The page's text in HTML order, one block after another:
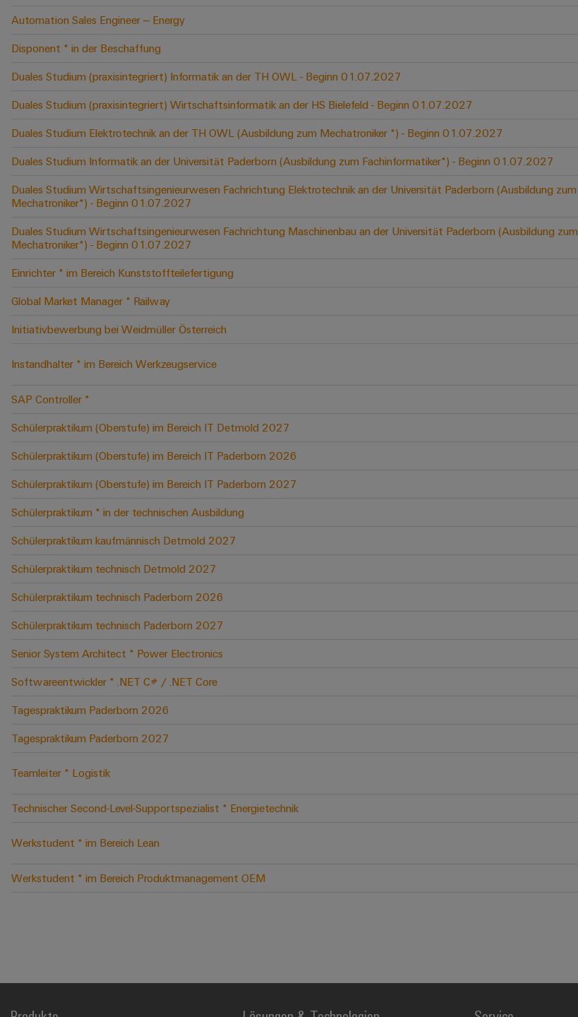
Automation Sales Engineer – Energy
Disponent * in der Beschaffung
Duales Studium (praxisintegriert) Informatik an der TH OWL - Beginn 01.07.2027
Duales Studium (praxisintegriert) Wirtschaftsinformatik an der HS Bielefeld - Beginn 01.07.2027
Duales Studium Elektrotechnik an der TH OWL (Ausbildung zum Mechatroniker *) - Beginn 01.07.2027
Duales Studium Informatik an der Universität Paderborn (Ausbildung zum Fachinformatiker*) - Beginn 01.07.2027
Duales Studium Wirtschaftsingenieurwesen Fachrichtung Elektrotechnik an der Universität Paderborn (Ausbildung zum
Mechatroniker*) - Beginn 01.07.2027
Duales Studium Wirtschaftsingenieurwesen Fachrichtung Maschinenbau an der Universität Paderborn (Ausbildung zum
Mechatroniker*) - Beginn 01.07.2027
Einrichter * im Bereich Kunststoffteilefertigung
Global Market Manager * Railway
Initiativbewerbung bei Weidmüller Österreich
Instandhalter * im Bereich Werkzeugservice
SAP Controller *
Schülerpraktikum (Oberstufe) im Bereich IT Detmold 2027
Schülerpraktikum (Oberstufe) im Bereich IT Paderborn 2026
Schülerpraktikum (Oberstufe) im Bereich IT Paderborn 2027
Schülerpraktikum * in der technischen Ausbildung
Schülerpraktikum kaufmännisch Detmold 2027
Schülerpraktikum technisch Detmold 2027
Schülerpraktikum technisch Paderborn 2026
Schülerpraktikum technisch Paderborn 2027
Senior System Architect * Power Electronics
Softwareentwickler * .NET C# / .NET Core
Tagespraktikum Paderborn 2026
Tagespraktikum Paderborn 2027
Teamleiter * Logistik
Technischer Second-Level-Supportspezialist * Energietechnik
Werkstudent * im Bereich Lean
Werkstudent * im Bereich Produktmanagement OEM